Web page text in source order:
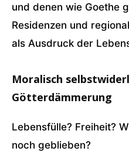
und denen wie Goethe
Residenzen und
als Ausdruck der
Moralisch
Götterdämmerung
Lebensfülle? Freiheit?
noch geblieben?